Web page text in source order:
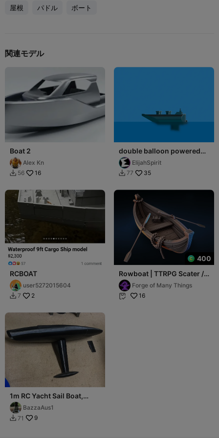
屋根 パドル ボート
関連モデル
Boat 2
Alex Kn
 56 16
double balloon powered
boat (realistic) +flag pole
ElijahSpirit
 77 35
RCBOAT
user5272015604
 7 2
400
Rowboat | TTRPG Scater /
Wargame Scenery
Forge of Many Things
 16
1m RC Yacht Sail Boat,
shiplap joins and single
hatchBazzaAus1
 71 9